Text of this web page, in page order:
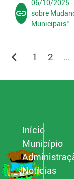
link
06/10/2025 -
sobre
Municipais."
chevron_left 1 2 …
Início
Município
Notícias